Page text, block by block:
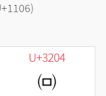
U+3204
㈄